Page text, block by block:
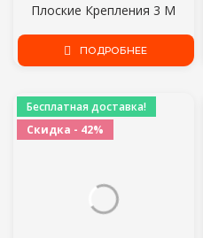
Плоские Крепления 3 М
Липкие прокладки для Go Pro
Xiaomi Yi SJCAM Action
Автомобиль
ПОДРОБНЕЕ
Бесплатная доставка!
Скидка - 42%